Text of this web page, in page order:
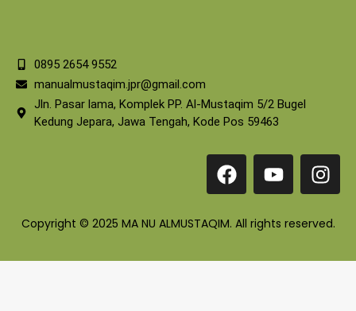
0895 2654 9552
manualmustaqim.jpr@gmail.com
Jln. Pasar lama, Komplek PP. Al-Mustaqim 5/2 Bugel
Kedung Jepara, Jawa Tengah, Kode Pos 59463
Copyright © 2025 MA NU ALMUSTAQIM. All rights reserved.